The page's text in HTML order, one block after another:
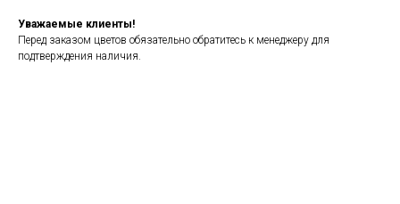
Уважаемые клиенты!
Перед заказом цветов обязательно обратитесь к менеджеру для
подтверждения наличия.